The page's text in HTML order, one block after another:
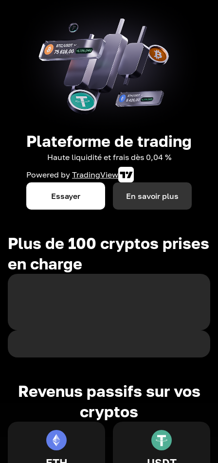
Plateforme de trading
Haute liquidité et frais dès 0,04 %
Powered by TradingView
Essayer En savoir plus
Plus de 100 cryptos prises
en charge
Revenus passifs sur vos
cryptos